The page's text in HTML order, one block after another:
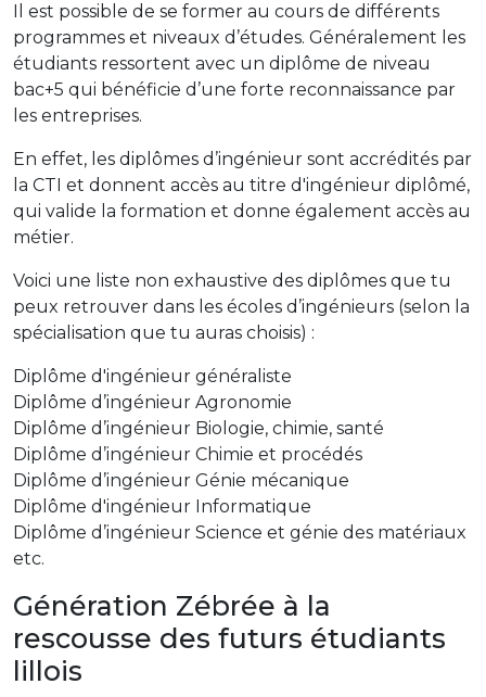
Il est possible de se former au cours de différents
programmes et niveaux d’études. Généralement les
étudiants ressortent avec un diplôme de niveau
bac+5 qui bénéficie d’une forte reconnaissance par
les entreprises.
En effet, les diplômes d’ingénieur sont accrédités par
la CTI et donnent accès au titre d'ingénieur diplômé,
qui valide la formation et donne également accès au
métier.
Voici une liste non exhaustive des diplômes que tu
peux retrouver dans les écoles d’ingénieurs (selon la
spécialisation que tu auras choisis) :
Diplôme d'ingénieur généraliste
Diplôme d’ingénieur Agronomie
Diplôme d’ingénieur Biologie, chimie, santé
Diplôme d’ingénieur Chimie et procédés
Diplôme d’ingénieur Génie mécanique
Diplôme d'ingénieur Informatique
Diplôme d’ingénieur Science et génie des matériaux
etc.
Génération Zébrée à la
rescousse des futurs étudiants
lillois